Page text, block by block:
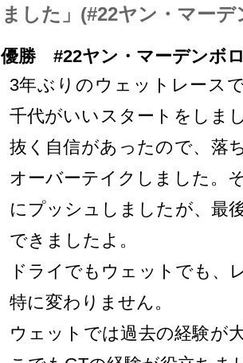
ました」(#22ヤン・マーデ
優勝 #22ヤン・マーデンボ
3年ぶりのウェットレース
千代がいいスタートをしま
抜く自信があったので、落
オーバーテイクしました。
にプッシュしましたが、最
できましたよ。
ドライでもウェットでも、
特に変わりません。
ウェットでは過去の経験が